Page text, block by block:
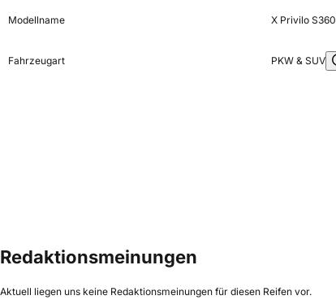
Modellname X Privilo S360
Fahrzeugart PKW & SUV
Redaktionsmeinungen
Aktuell liegen uns keine Redaktionsmeinungen für diesen Reifen vor.